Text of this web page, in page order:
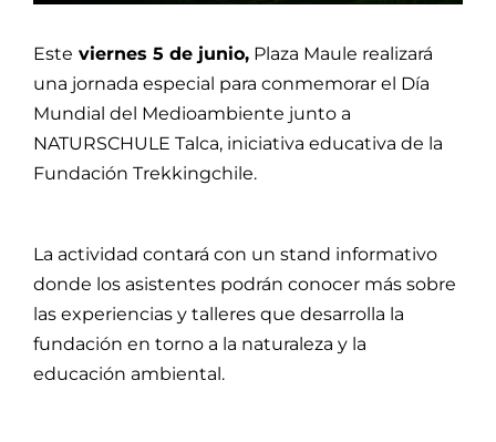
Este viernes 5 de junio, Plaza Maule realizará
una jornada especial para conmemorar el Día
Mundial del Medioambiente junto a
NATURSCHULE Talca, iniciativa educativa de la
Fundación Trekkingchile.
La actividad contará con un stand informativo
donde los asistentes podrán conocer más sobre
las experiencias y talleres que desarrolla la
fundación en torno a la naturaleza y la
educación ambiental.